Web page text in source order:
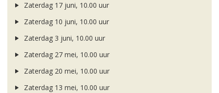
Zaterdag 17 juni, 10.00 uur
Zaterdag 10 juni, 10.00 uur
Zaterdag 3 juni, 10.00 uur
Zaterdag 27 mei, 10.00 uur
Zaterdag 20 mei, 10.00 uur
Zaterdag 13 mei, 10.00 uur